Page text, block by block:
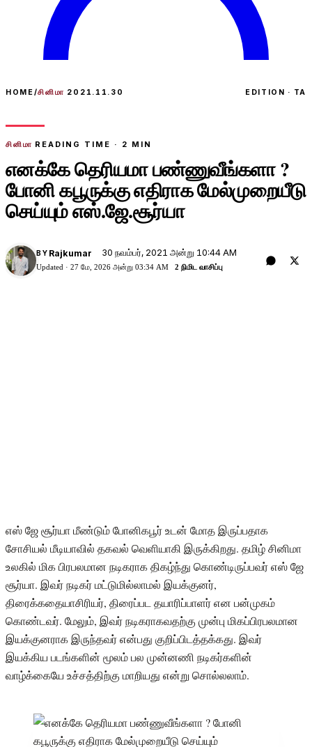
HOME/சினிமா 2021.11.30 EDITION · TA
சினிமா READING TIME · 2 MIN
எனக்கே தெரியமா பண்ணுவீங்களா ?
போனி கபூருக்கு எதிராக மேல்முறையீடு
செய்யும் எஸ்.ஜே.சூர்யா
BY Rajkumar 30 நவம்பர், 2021 அன்று 10:44 AM
Updated · 27 மே, 2026 அன்று 03:34 AM 2 நிமிட வாசிப்பு
எஸ் ஜே சூர்யா மீண்டும் போனிகபூர் உடன் மோத இருப்பதாக
சோசியல் மீடியாவில் தகவல் வெளியாகி இருக்கிறது. தமிழ் சினிமா
உலகில் மிக பிரபலமான நடிகராக திகழ்ந்து கொண்டிருப்பவர் எஸ் ஜே
சூர்யா. இவர் நடிகர் மட்டுமில்லாமல் இயக்குனர்,
திரைக்கதையாசிரியர், திரைப்பட தயாரிப்பாளர் என பன்முகம்
கொண்டவர். மேலும், இவர் நடிகராகவதற்கு முன்பு மிகப்பிரபலமான
இயக்குனராக இருந்தவர் என்பது குறிப்பிடத்தக்கது. இவர்
இயக்கிய படங்களின் மூலம் பல முன்னணி நடிகர்களின்
வாழ்க்கையே உச்சத்திற்கு மாறியது என்று சொல்லலாம்.